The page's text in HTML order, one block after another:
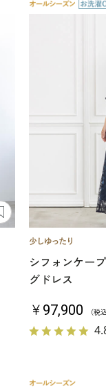
シフォンケー
グドレス
￥97,900 （税